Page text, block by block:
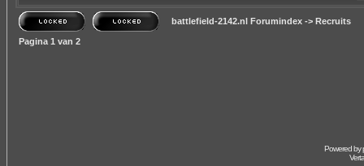
battlefield-2142.nl Forumindex -> Recruits
Pagina 1 van 2
Powered by